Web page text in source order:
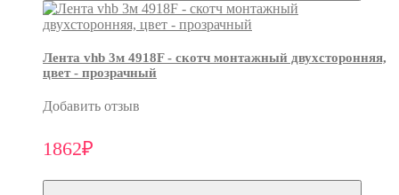
Лента vhb 3м 4918F - скотч монтажный двухсторонняя,
цвет - прозрачный
Добавить отзыв
1862₽